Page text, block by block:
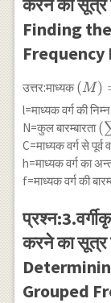
करने का
Finding
उत्तर:माध्यक
{2}-
(M)
l=माध्यक वर्ग की
N=कुल बारम्बारता(
C=माध्यक वर्ग से पूर्व
h=माध्यक वर्ग का
f=माध्यक वर्ग की
करने का
Grouped